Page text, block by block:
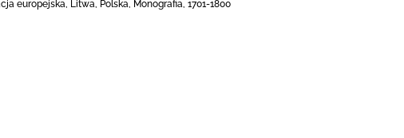
europejska, Litwa, Polska, Monografia, 1701-1800